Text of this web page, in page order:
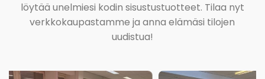
löytää unelmiesi kodin sisustustuotteet. Tilaa nyt
verkkokaupastamme ja anna elämäsi tilojen
uudistua!